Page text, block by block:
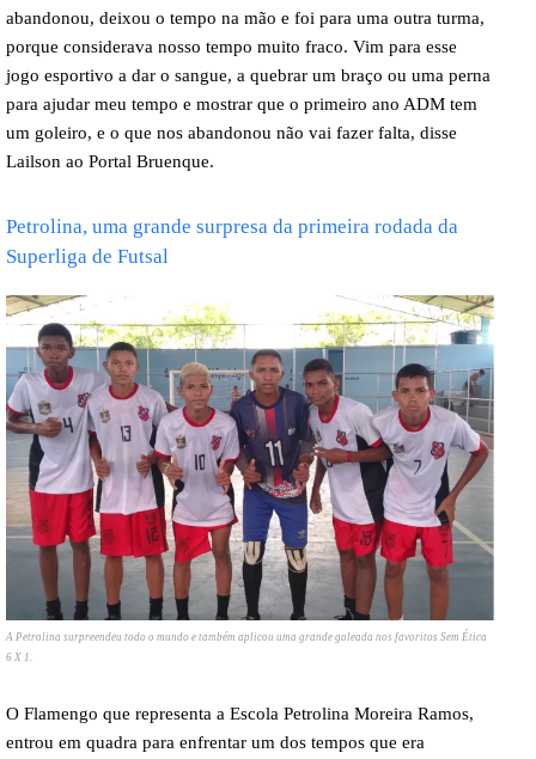
abandonou, deixou o tempo na mão e foi para uma outra turma,
porque considerava nosso tempo muito fraco. Vim para esse
jogo esportivo a dar o sangue, a quebrar um braço ou uma perna
para ajudar meu tempo e mostrar que o primeiro ano ADM tem
um goleiro, e o que nos abandonou não vai fazer falta, disse
Lailson ao Portal Bruenque.
Petrolina, uma grande surpresa da primeira rodada da
Superliga de Futsal
A Petrolina surpreendeu todo o mundo e também aplicou uma grande goleada nos favoritos Sem Ética
6 X 1.
O Flamengo que representa a Escola Petrolina Moreira Ramos,
entrou em quadra para enfrentar um dos tempos que era